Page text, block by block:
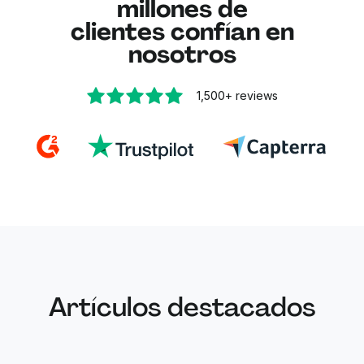
millones de
clientes confían en
nosotros
1,500+ reviews
Artículos destacados